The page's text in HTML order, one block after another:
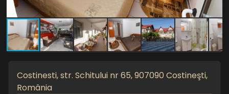
Costinesti, str. Schitului nr 65, 907090 Costineşti,
România